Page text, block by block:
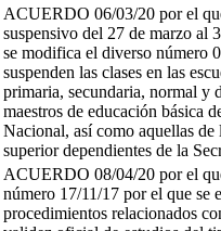
ACUERDO 06/03/20 por el
suspensivo del 27 de marzo al
se modifica el diverso número
suspenden las clases en las
primaria, secundaria, normal y
maestros de educación básica
Nacional, así como aquellas
superior dependientes de la
ACUERDO 08/04/20 por el
número 17/11/17 por el que se
procedimientos relacionados